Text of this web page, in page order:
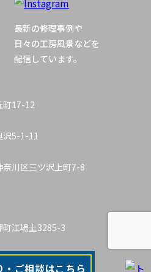
最新の修理事例や
日々の工房風景などを
配信しています。
町17-12
沢5-1-11
川区三ツ沢上町7-8
町江場土3285-3
・ご相談はこちら